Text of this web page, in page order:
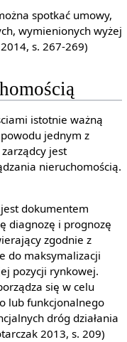
spotkać umowy,
wymienionych wyżej
s. 267-269)
istotnie ważną
jednym z
jest
nieruchomością.
jest dokumentem
diagnozę i prognozę
zgodnie z
do maksymalizacji
pozycji rynkowej.
się w celu
lub funkcjonalnego
dróg działania
2013, s. 209)